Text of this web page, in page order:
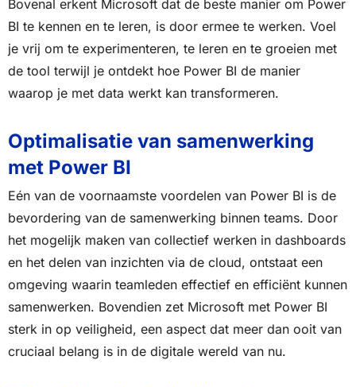
Bovenal erkent Microsoft dat de beste manier om Power
BI te kennen en te leren, is door ermee te werken. Voel
je vrij om te experimenteren, te leren en te groeien met
de tool terwijl je ontdekt hoe Power BI de manier
waarop je met data werkt kan transformeren.
Optimalisatie van samenwerking
met Power BI
Eén van de voornaamste voordelen van Power BI is de
bevordering van de samenwerking binnen teams. Door
het mogelijk maken van collectief werken in dashboards
en het delen van inzichten via de cloud, ontstaat een
omgeving waarin teamleden effectief en efficiënt kunnen
samenwerken. Bovendien zet Microsoft met Power BI
sterk in op veiligheid, een aspect dat meer dan ooit van
cruciaal belang is in de digitale wereld van nu.